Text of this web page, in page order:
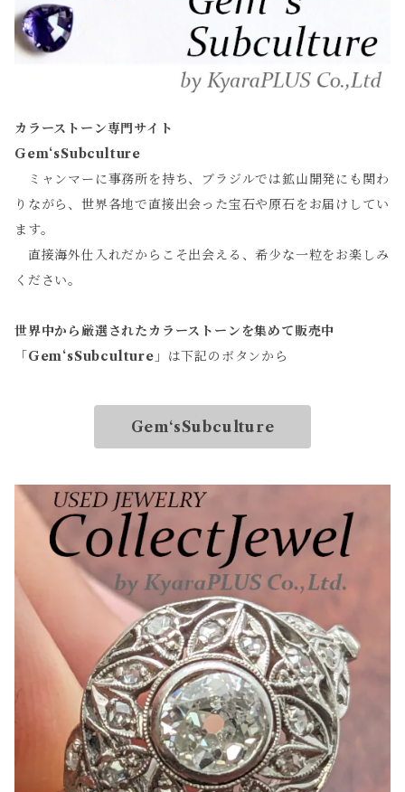
カラーストーン専門サイト
Gem‘sSubculture
ミャンマーに事務所を持ち、ブラジルでは鉱山開発にも関わ
りながら、世界各地で直接出会った宝石や原石をお届けしてい
ます。
直接海外仕入れだからこそ出会える、希少な一粒をお楽しみ
ください。
世界中から厳選されたカラーストーンを集めて販売中
「Gem‘sSubculture 」は下記のボタンから
Gem‘sSubculture